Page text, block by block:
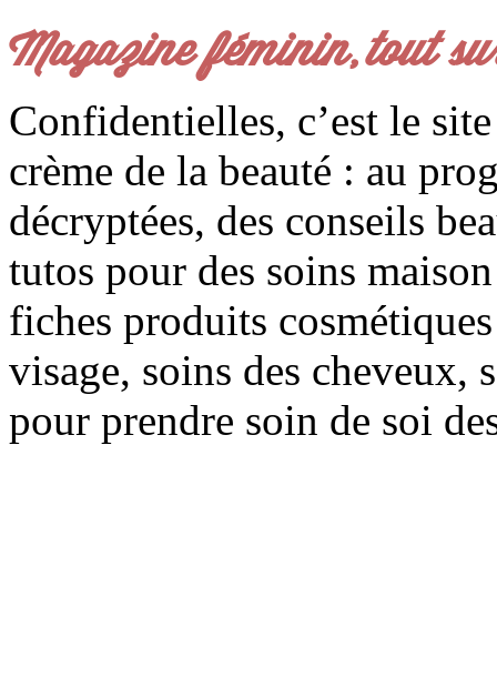
Magazine féminin, tout
Confidentielles, c’est le
crème de la beauté : au
décryptées, des conseils
tutos pour des soins
fiches produits
visage, soins des cheveux,
pour prendre soin de soi